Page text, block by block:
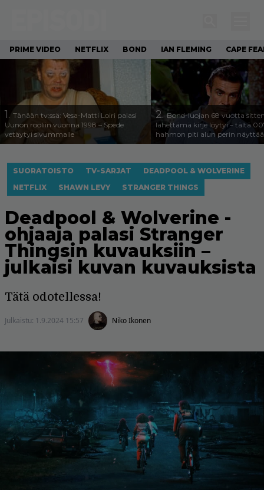
PRIME VIDEO NETFLIX BOND IAN FLEMING CAPE
1. Tänään tv:ssä: Vesa-Matti Loiri palasi
Uunon rooliin vuonna 1998 – Spede
vetäytyi sivummalle
2.Bond-luojan 68 vuotta
lähettämä kirje löytyi – tältä
hahmon piti alun perin näyttää
SUORATOISTO TV-SARJAT
DEADPOOL & WOLVERINE
NETFLIX
SHAWN LEVY STRANGER THINGS
Deadpool & Wolverine -
ohjaaja palasi Stranger
Thingsin kuvauksiin –
julkaisi kuvan kuvauksista
Tätä odotellessa!
Julkaistu: 1.9.2024 15:57 Niko Ikonen